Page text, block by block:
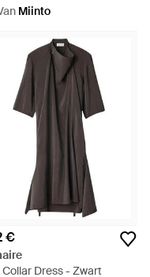
Met Rits - Zwart
Miinto
€
Dress - Zwart